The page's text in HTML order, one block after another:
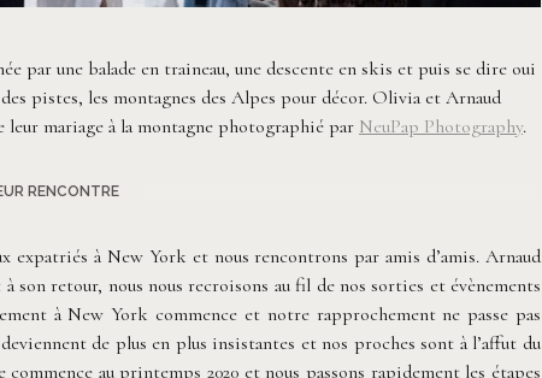
par une balade en traineau, une descente en skis et puis se dire oui
pistes, les montagnes des Alpes pour décor. Olivia et Arnaud
leur mariage à la montagne photographié par NeuPap Photography.
RENCONTRE
expatriés à New York et nous rencontrons par amis d’amis. Arnaud
son retour, nous nous recroisons au fil de nos sorties et évènements
à New York commence et notre rapprochement ne passe pas
de plus en plus insistantes et nos proches sont à l’affut du
au printemps 2020 et nous passons rapidement les étapes